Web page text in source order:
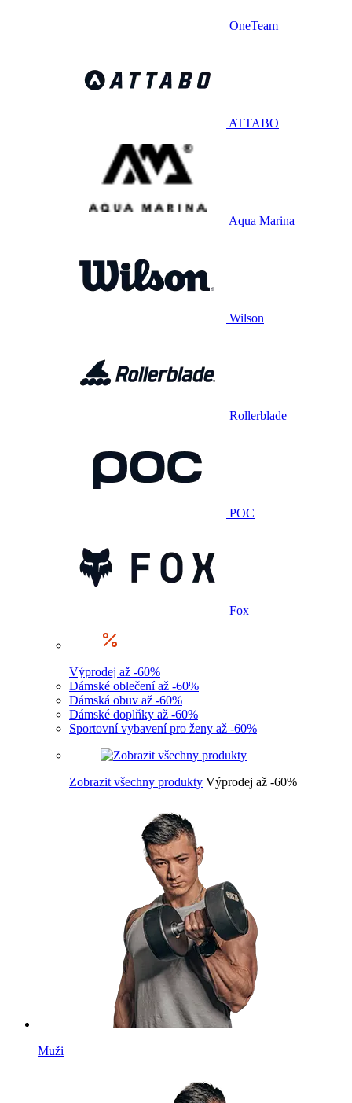
OneTeam
ATTABO
Aqua Marina
Wilson
Rollerblade
POC
Fox
Výprodej až -60%
Dámské oblečení až -60%
Dámská obuv až -60%
Dámské doplňky až -60%
Sportovní vybavení pro ženy až -60%
Zobrazit všechny produkty Výprodej až -60%
Muži